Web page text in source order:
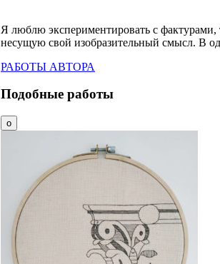
Я люблю экспериментировать с
несущую свой изобразительный смысл. В
РАБОТЫ АВТОРА
Подобные работы